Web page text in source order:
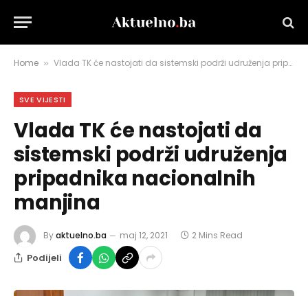
Home » Vlada TK će nastojati da sistemski podrži udruženja pripadnika nacionalnih manjina
SVE VIJESTI
Vlada TK će nastojati da
sistemski podrži udruženja
pripadnika nacionalnih
manjina
Byaktuelno.ba maj 12, 2021 2 Mins Read
Podijeli